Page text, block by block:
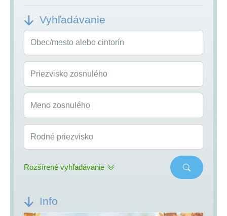
Vyhľadávanie
Obec/mesto alebo cintorín
Priezvisko zosnulého
Meno zosnulého
Rodné priezvisko
Rozšírené vyhľadávanie
Info